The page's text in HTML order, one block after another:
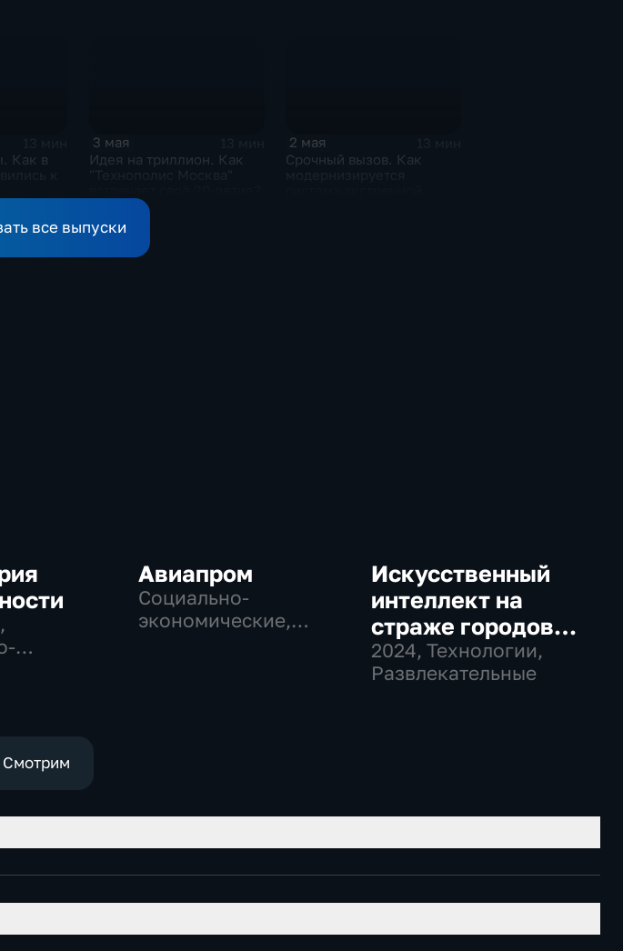
Как в
3 мая
Идея на триллион. Как
2 мая
Срочный вызов. Как
все выпуски
Авиапром
Социально-
экономические,
Искусственный
интеллект на
страже городов
будущего
2024, Технологии,
Развлекательные
Смотрим